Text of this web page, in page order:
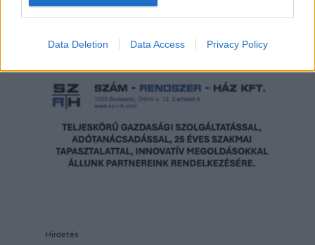
Data Deletion Data Access Privacy Policy
Hirdetés